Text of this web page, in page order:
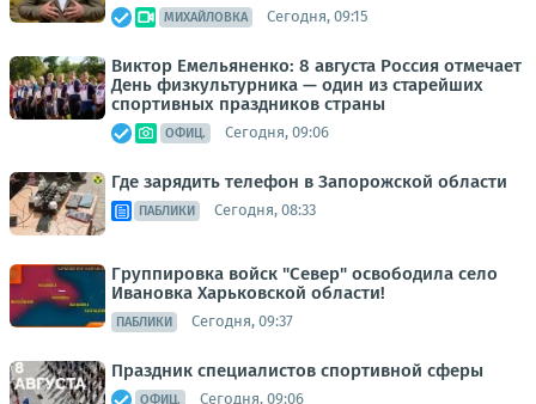
МИХАЙЛОВКА Сегодня, 09:15
Виктор Емельяненко: 8 августа Россия отмечает
День физкультурника — один из старейших
спортивных праздников страны
ОФИЦ. Сегодня, 09:06
Где зарядить телефон в Запорожской области
ПАБЛИКИ Сегодня, 08:33
Группировка войск "Север" освободила село
Ивановка Харьковской области!
ПАБЛИКИ Сегодня, 09:37
Праздник специалистов спортивной сферы
ОФИЦ. Сегодня, 09:06